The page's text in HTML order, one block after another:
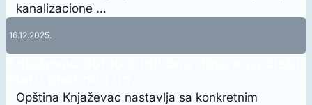
kanalizacione …
16.12.2025.
Opština Knjaževac nastavlja sa konkretnim